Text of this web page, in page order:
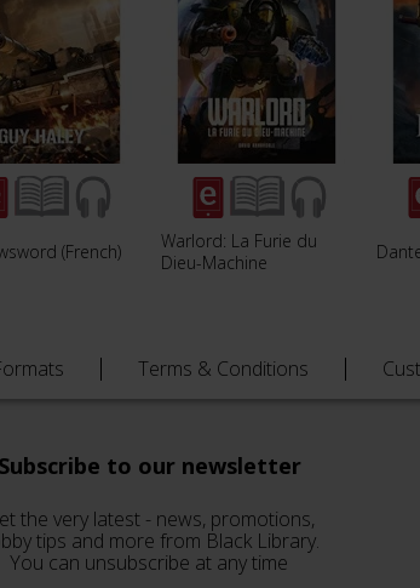
(French)
Warlord: La Furie du
Dieu-Machine
Terms & Conditions
Subscribe to our newsletter
the very latest - news, promotions,
tips and more from Black Library.
You can unsubscribe at any time